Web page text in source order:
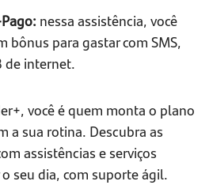
nessa assistência, você
bônus para gastar com SMS,
de internet.
você é quem monta o plano
a sua rotina. Descubra as
assistências e serviços
seu dia, com suporte ágil.